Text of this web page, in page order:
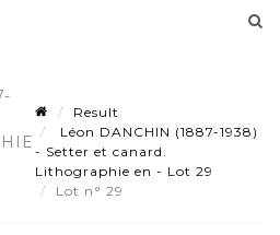
Result
Léon DANCHIN (1887-1938)
- Setter et canard.
Lithographie en - Lot 29
Lot n° 29